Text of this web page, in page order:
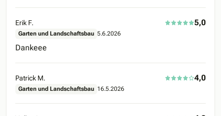
Erik F. 5,0
Garten und Landschaftsbau 5.6.2026
Dankeee
Patrick M. 4,0
Garten und Landschaftsbau 16.5.2026